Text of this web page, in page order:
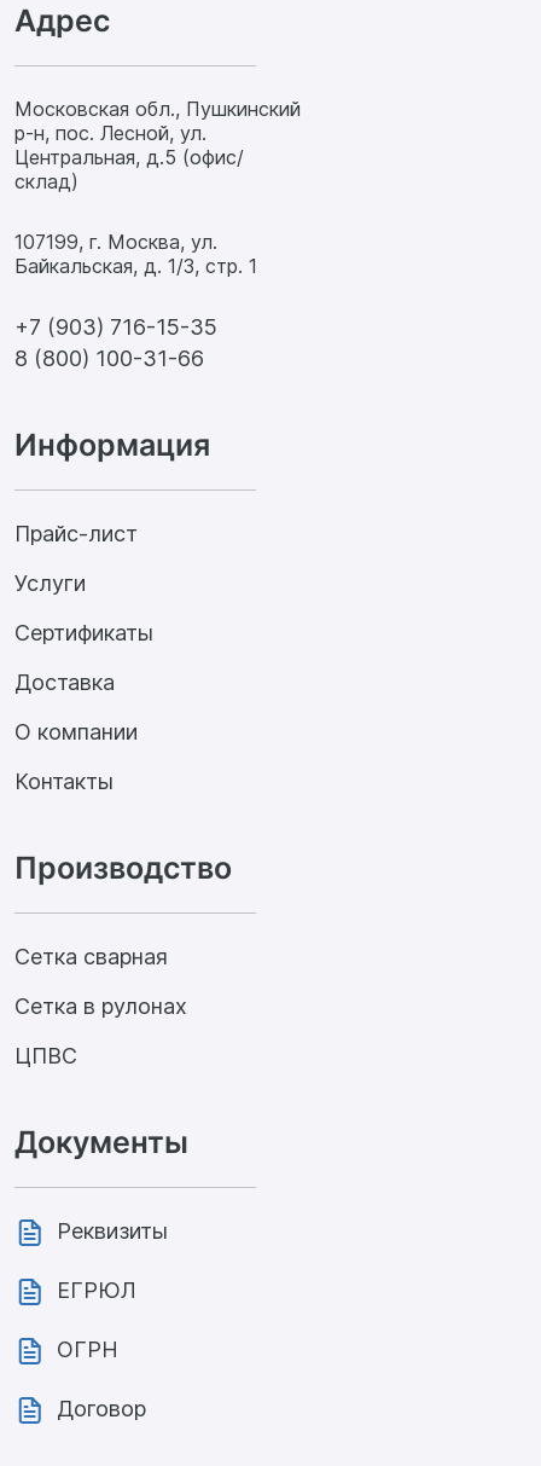
Адрес
Московская обл., Пушкинский
р-н, пос. Лесной, ул.
Центральная, д.5 (офис/
склад)
107199, г. Москва, ул.
Байкальская, д. 1/3, стр. 1
+7 (903) 716-15-35
8 (800) 100-31-66
Производство
Сетка сварная
Сетка в рулонах
ЦПВС
Информация
Прайс-лист
Услуги
Сертификаты
Доставка
О компании
Контакты
Документы
Реквизиты
ЕГРЮЛ
ОГРН
Договор